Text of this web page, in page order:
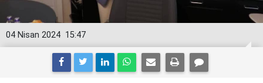
15:47
04 Nisan 2024